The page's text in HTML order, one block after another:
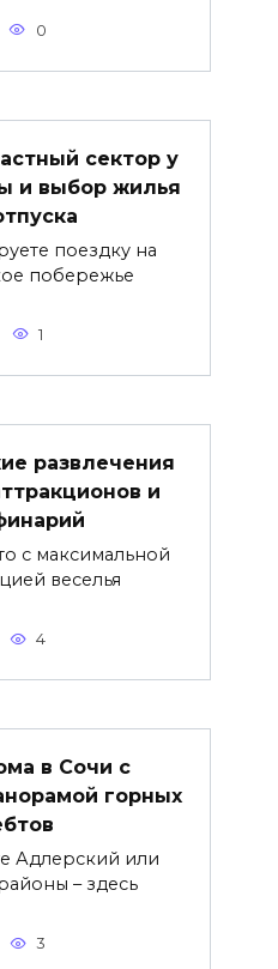
0
сектор у
и выбор жилья
поездку на
побережье
1
развлечения
и
с максимальной
веселья
4
в Сочи с
горных
Адлерский или
– здесь
3